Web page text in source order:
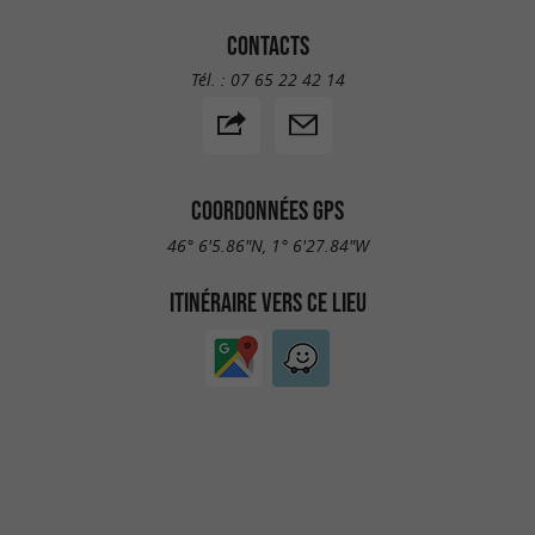
CONTACTS
Tél. : 07 65 22 42 14
COORDONNÉES GPS
46° 6'5.86"N, 1° 6'27.84"W
ITINÉRAIRE VERS CE LIEU